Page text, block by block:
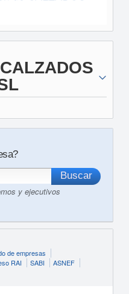
CALZADOS
y ejecutivos
de empresas
RAI SABI
ASNEF